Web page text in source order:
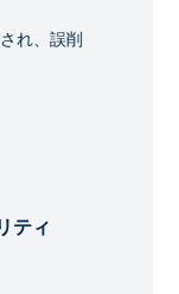
れ、誤削
ティ